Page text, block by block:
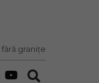
granițe